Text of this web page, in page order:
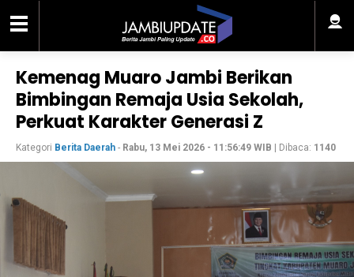
Kemenag Muaro Jambi Berikan
Bimbingan Remaja Usia Sekolah,
Perkuat Karakter Generasi Z
Kategori Berita Daerah - Rabu, 13 Mei 2026 - 11:56:49 WIB | Dibaca: 1140